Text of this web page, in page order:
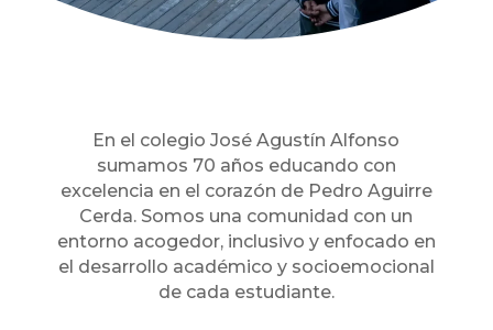
En el colegio José Agustín Alfonso
sumamos 70 años educando con
excelencia en el corazón de Pedro Aguirre
Cerda. Somos una comunidad con un
entorno acogedor, inclusivo y enfocado en
el desarrollo académico y socioemocional
de cada estudiante.